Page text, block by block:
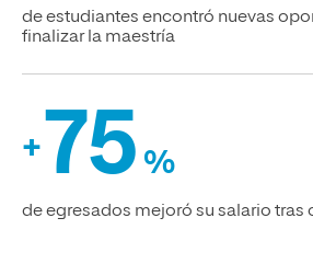
de estudiantes encontró nuevas
finalizar la maestría
+75 %
de egresados mejoró su salario tras